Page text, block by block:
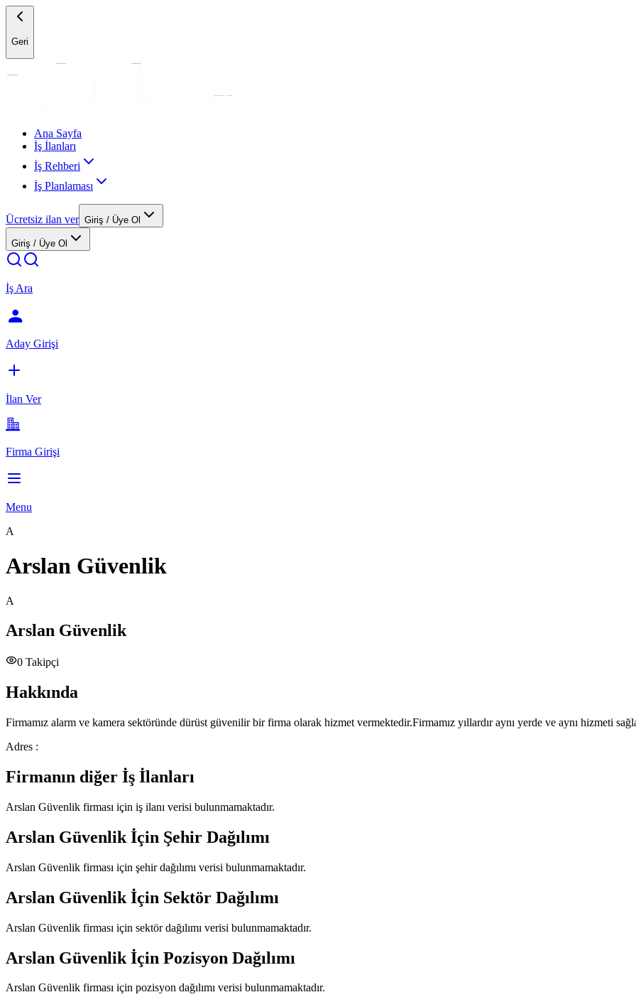
Geri
Ana Sayfa
İş İlanları
İş Rehberi
İş Planlaması
Ücretsiz ilan ver Giriş / Üye Ol
Giriş / Üye Ol
İş Ara
Aday Girişi
İlan Ver
Firma Girişi
Menu
A
Arslan Güvenlik
A
Arslan Güvenlik
0 Takipçi
Hakkında
Firmamız alarm ve kamera sektöründe dürüst güvenilir bir firma olarak hizmet vermektedir.Firmamız yıllardır aynı yerde ve aynı hizmeti
Adres :
Firmanın diğer İş İlanları
Arslan Güvenlik firması için iş ilanı verisi bulunmamaktadır.
Arslan Güvenlik İçin Şehir Dağılımı
Arslan Güvenlik firması için şehir dağılımı verisi bulunmamaktadır.
Arslan Güvenlik İçin Sektör Dağılımı
Arslan Güvenlik firması için sektör dağılımı verisi bulunmamaktadır.
Arslan Güvenlik İçin Pozisyon Dağılımı
Arslan Güvenlik firması için pozisyon dağılımı verisi bulunmamaktadır.